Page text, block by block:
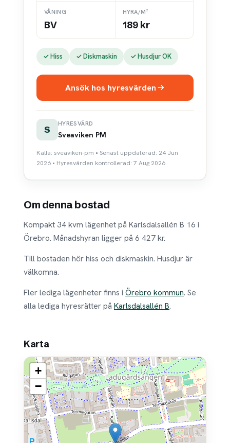
VÅNING
BV
HYRA/M²
189 kr
✓ Hiss ✓ Diskmaskin ✓ Husdjur OK
Ansök hos hyresvärden
S
HYRESVÄRD
Sveaviken PM
Källa: sveaviken-pm • Senast uppdaterad: 24 Jun
2026 • Hyresvärden kontrollerad: 7 Aug 2026
Om denna bostad
Kompakt 34 kvm lägenhet på Karlsdalsallén B 16 i
Örebro. Månadshyran ligger på 6 427 kr.
Till bostaden hör hiss och diskmaskin. Husdjur är
välkomna.
Fler lediga lägenheter finns i Örebro kommun. Se
alla lediga hyresrätter på Karlsdalsallén B.
Karta
+
−